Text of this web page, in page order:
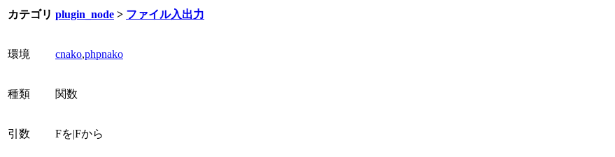
カテゴリ plugin_node > ファイル入出力
環境 cnako,phpnako
種類 関数
引数 Fを|Fから